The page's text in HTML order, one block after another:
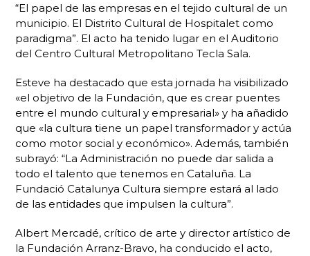
“El papel de las empresas en el tejido cultural de un
municipio. El Distrito Cultural de Hospitalet como
paradigma”. El acto ha tenido lugar en el Auditorio
del Centro Cultural Metropolitano Tecla Sala.
Esteve ha destacado que esta jornada ha visibilizado
«el objetivo de la Fundación, que es crear puentes
entre el mundo cultural y empresarial» y ha añadido
que «la cultura tiene un papel transformador y actúa
como motor social y económico». Además, también
subrayó: “La Administración no puede dar salida a
todo el talento que tenemos en Cataluña. La
Fundació Catalunya Cultura siempre estará al lado
de las entidades que impulsen la cultura”.
Albert Mercadé, crítico de arte y director artístico de
la Fundación Arranz-Bravo, ha conducido el acto,